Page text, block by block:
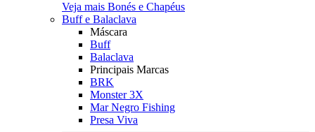
Veja mais Bonés e Chapéus
Buff e Balaclava
Máscara
Buff
Balaclava
Principais Marcas
BRK
Monster 3X
Mar Negro Fishing
Presa Viva